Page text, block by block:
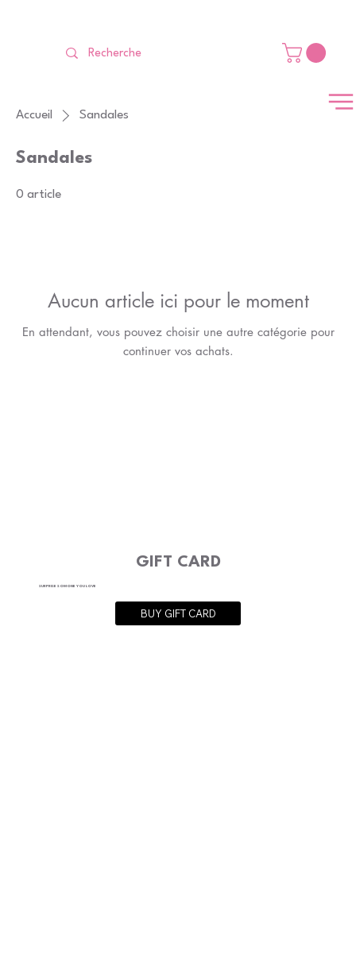
GIFT CARD
SURPRISE SOMONE YOU LOVE
BUY GIFT CARD
Accueil Sandales
Sandales
0 article
Aucun article ici pour le moment
En attendant, vous pouvez choisir une autre catégorie pour
continuer vos achats.